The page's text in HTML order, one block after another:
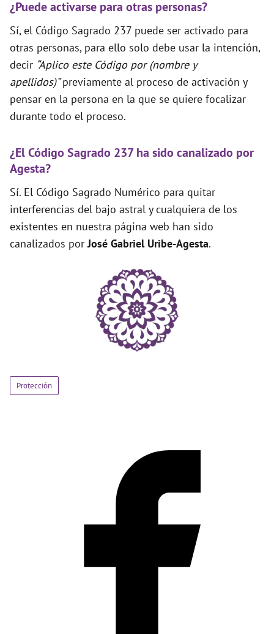
¿Puede activarse para otras personas?
Sí, el Código Sagrado 237 puede ser activado para
otras personas, para ello solo debe usar la intención,
decir “Aplico este Código por (nombre y
apellidos)”previamente al proceso de activación y
pensar en la persona en la que se quiere focalizar
durante todo el proceso.
¿El Código Sagrado 237 ha sido canalizado por
Agesta?
Sí. El Código Sagrado Numérico para quitar
interferencias del bajo astral y cualquiera de los
existentes en nuestra página web han sido
canalizados porJosé Gabriel Uribe-Agesta.
Protección